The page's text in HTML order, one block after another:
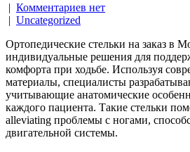
| Комментариев нет
| Uncategorized
Ортопедические стельки на заказ в
индивидуальные решения для
комфорта при ходьбе. Используя
материалы, специалисты
учитывающие анатомические
каждого пациента. Такие стельки
alleviating проблемы с ногами,
двигательной системы.